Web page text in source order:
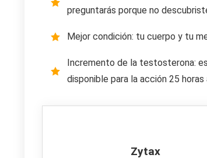
preguntarás porque no
Mejor condición: tu cuerpo y tu
Incremento de la testosterona:
disponible para la acción 25 horas
Zytax